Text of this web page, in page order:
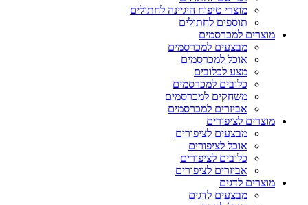
מוצרי טיפוח היגיינה לחתולים
תוספים לחתולים
מוצרים למכרסמים
מבצעים למכרסמים
אוכל למכרסמים
מצע לכלובים
כלובים למכרסמים
משחקים למכרסמים
אביזרים למכרסמים
מוצרים לציפורים
מבצעים לציפורים
אוכל לציפורים
כלובים לציפורים
אביזרים לציפורים
מוצרים לדגים
מבצעים לדגים